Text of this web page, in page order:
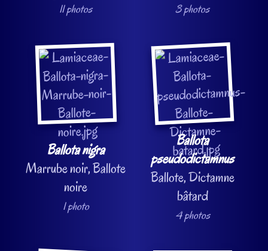
11 photos 3 photos
Ballota nigra
Marrube noir, Ballote
noire
1 photo
Ballota
pseudodictamnus
Ballote, Dictamne
bâtard
4 photos